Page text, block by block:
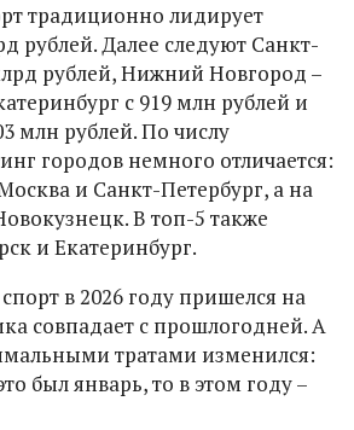
традиционно лидирует
рублей. Далее следуют Санкт-
рублей, Нижний Новгород –
с 919 млн рублей и
млн рублей. По числу
городов немного отличается:
и Санкт-Петербург, а на
В топ-5 также
и Екатеринбург.
в 2026 году пришелся на
совпадает с прошлогодней. А
тратами изменился:
был январь, то в этом году –